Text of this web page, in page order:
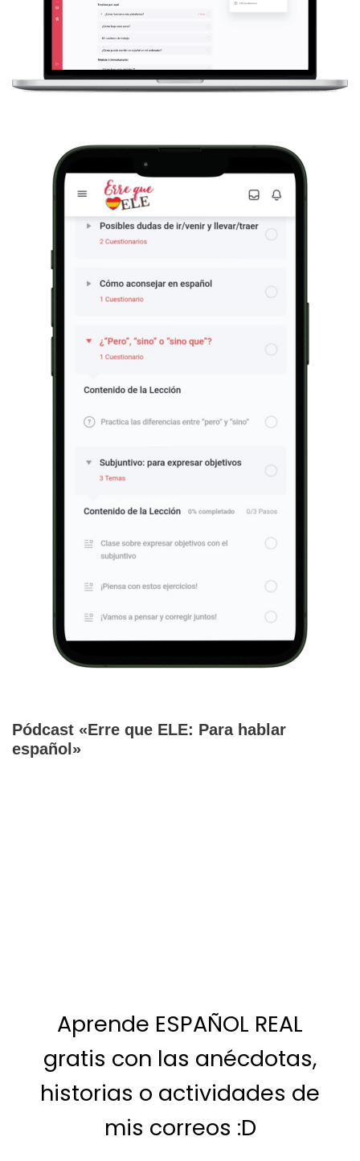
Pódcast «Erre que ELE: Para hablar
español»
Aprende ESPAÑOL REAL
gratis con las anécdotas,
historias o actividades de
mis correos :D